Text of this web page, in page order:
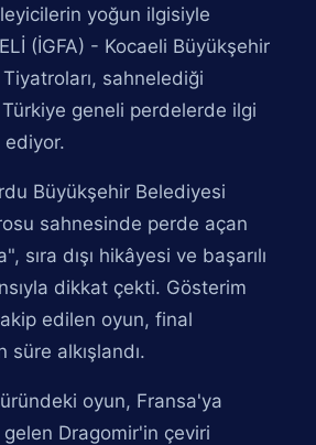
yoğun ilgisiyle
(İGFA) - Kocaeli Büyükşehir
sahnelediği
geneli perdelerde ilgi
Büyükşehir Belediyesi
sahnesinde perde açan
sıra dışı hikâyesi ve başarılı
dikkat çekti. Gösterim
edilen oyun, final
alkışlandı.
oyun, Fransa'ya
gelen Dragomir'in çeviri